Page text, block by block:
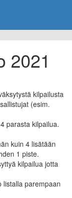
2021
kilpailusta
(esim.
parasta kilpailua.
kuin 4 lisätään
1 piste.
kilpailua jotta
listalla parempaan